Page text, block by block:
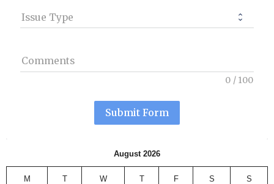
Issue Type
Comments
0 / 100
Submit Form
August 2026
M T W T F S S